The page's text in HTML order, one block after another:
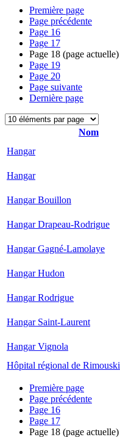
Première page
Page précédente
Page 16
Page 17
Page 18 (page actuelle)
Page 19
Page 20
Page suivante
Dernière page
Nom
Hangar
Hangar
Hangar Bouillon
Hangar Drapeau-Rodrigue
Hangar Gagné-Lamolaye
Hangar Hudon
Hangar Rodrigue
Hangar Saint-Laurent
Hangar Vignola
Hôpital régional de Rimouski
Première page
Page précédente
Page 16
Page 17
Page 18 (page actuelle)